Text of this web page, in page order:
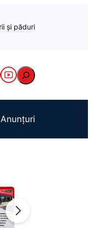
și păduri
Caută
Anunțuri